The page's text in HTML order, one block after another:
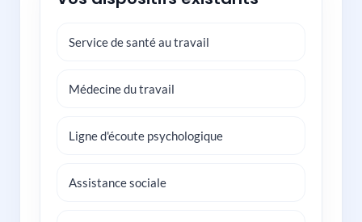
Service de santé au travail
Médecine du travail
Ligne d'écoute psychologique
Assistance sociale